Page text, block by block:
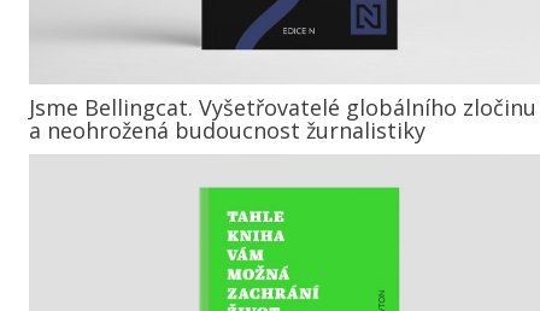
Jsme Bellingcat. Vyšetřovatelé globálního zločinu
a neohrožená budoucnost žurnalistiky